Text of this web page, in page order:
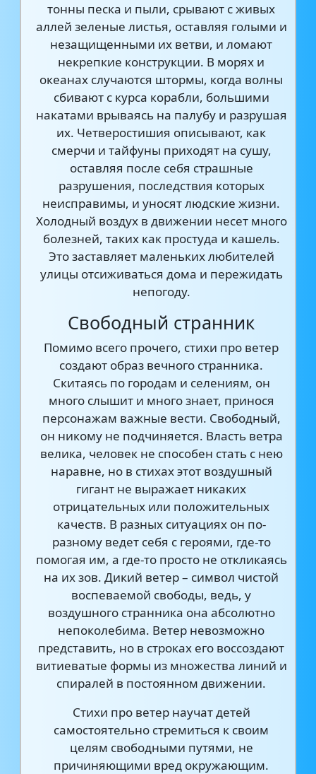
тонны песка и пыли, срывают с живых
аллей зеленые листья, оставляя голыми и
незащищенными их ветви, и ломают
некрепкие конструкции. В морях и
океанах случаются штормы, когда волны
сбивают с курса корабли, большими
накатами врываясь на палубу и разрушая
их. Четверостишия описывают, как
смерчи и тайфуны приходят на сушу,
оставляя после себя страшные
разрушения, последствия которых
неисправимы, и уносят людские жизни.
Холодный воздух в движении несет много
болезней, таких как простуда и кашель.
Это заставляет маленьких любителей
улицы отсиживаться дома и пережидать
непогоду.
Свободный странник
Помимо всего прочего, стихи про ветер
создают образ вечного странника.
Скитаясь по городам и селениям, он
много слышит и много знает, принося
персонажам важные вести. Свободный,
он никому не подчиняется. Власть ветра
велика, человек не способен стать с нею
наравне, но в стихах этот воздушный
гигант не выражает никаких
отрицательных или положительных
качеств. В разных ситуациях он по-
разному ведет себя с героями, где-то
помогая им, а где-то просто не откликаясь
на их зов. Дикий ветер – символ чистой
воспеваемой свободы, ведь, у
воздушного странника она абсолютно
непоколебима. Ветер невозможно
представить, но в строках его воссоздают
витиеватые формы из множества линий и
спиралей в постоянном движении.
Стихи про ветер научат детей
самостоятельно стремиться к своим
целям свободными путями, не
причиняющими вред окружающим.